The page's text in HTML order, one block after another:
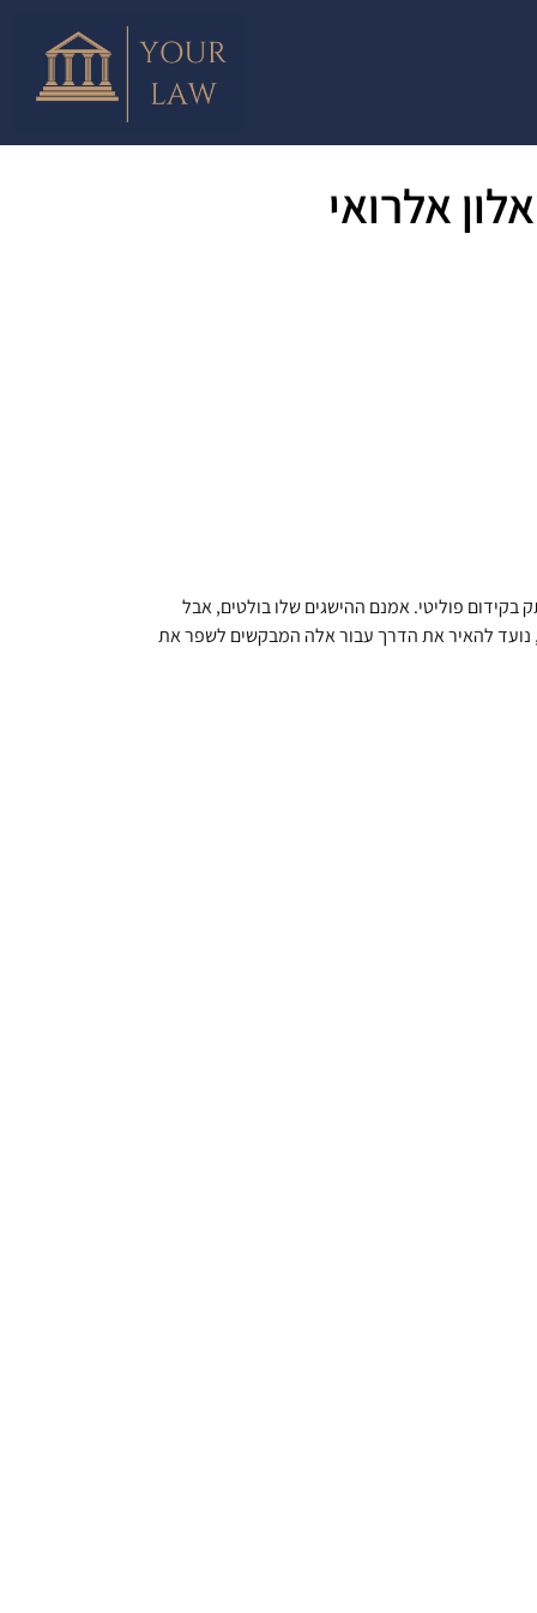
אלרואי
פוליטי. אמנם ההישגים שלו בולטים, אבל
נועד להאיר את הדרך עבור אלה המבקשים לשפר את